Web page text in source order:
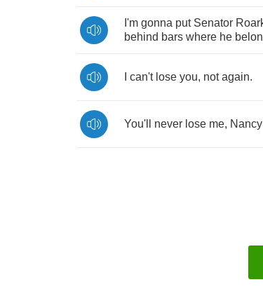
I'm gonna put Senator
behind bars where he
can't lose you, not again.
You'll never lose me, Nancy